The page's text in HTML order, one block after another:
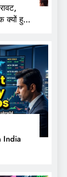
क्यों हुए
India